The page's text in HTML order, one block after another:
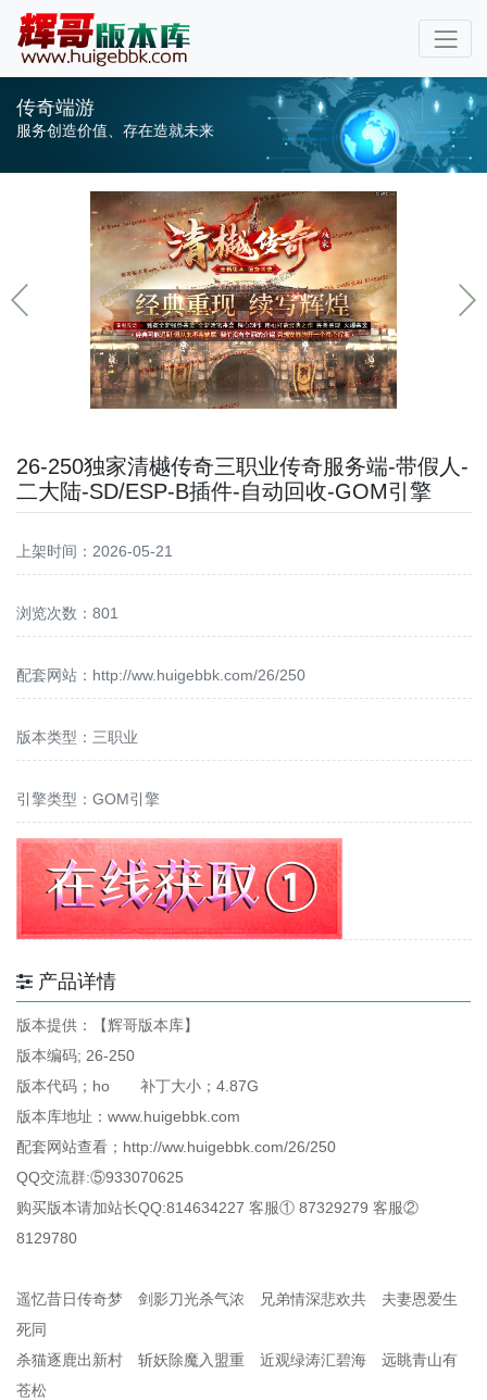
传奇端游
服务创造价值、存在造就未来
26-250独家清樾传奇三职业传奇服务端-带假人-
二大陆-SD/ESP-B插件-自动回收-GOM引擎
上架时间：2026-05-21
浏览次数：801
配套网站： http://ww.huigebbk.com/26/250
版本类型：三职业
引擎类型：GOM引擎
产品详情
版本提供：【辉哥版本库】
版本编码; 26-250
版本代码；ho 补丁大小；4.87G
版本库地址：www.huigebbk.com
配套网站查看；http://ww.huigebbk.com/26/250
QQ交流群:⑤933070625
购买版本请加站长QQ:814634227 客服① 87329279 客服②
8129780
遥忆昔日传奇梦 剑影刀光杀气浓 兄弟情深悲欢共 夫妻恩爱生
死同
杀猫逐鹿出新村 斩妖除魔入盟重 近观绿涛汇碧海 远眺青山有
苍松